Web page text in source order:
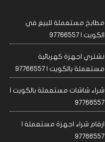
مطابخ مستعملة للبيع في
الكويت | 97766557
نشتري اجهزة كهربائية
مستعملة بالكويت | 97766557
شراء شاشات مستعملة بالكويت |
97766557
ارقام شراء اجهزة مستعملة |
97766557